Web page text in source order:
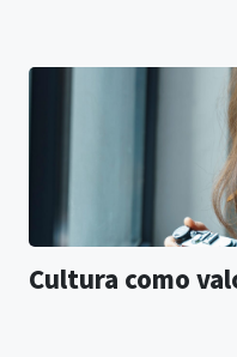
Cultura como